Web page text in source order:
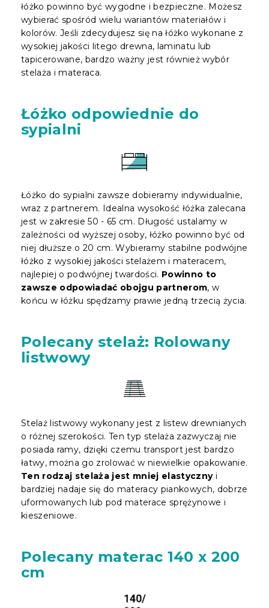
łóżko powinno być wygodne i bezpieczne. Możesz
wybierać spośród wielu wariantów materiałów i
kolorów. Jeśli zdecydujesz się na łóżko wykonane z
wysokiej jakości litego drewna, laminatu lub
tapicerowane, bardzo ważny jest również wybór
stelaża i materaca.
Łóżko odpowiednie do
sypialni
Łóżko do sypialni zawsze dobieramy indywidualnie,
wraz z partnerem. Idealna wysokość łóżka zalecana
jest w zakresie 50 - 65 cm. Długość ustalamy w
zależności od wyższej osoby, łóżko powinno być od
niej dłuższe o 20 cm. Wybieramy stabilne podwójne
łóżko z wysokiej jakości stelażem i materacem,
najlepiej o podwójnej twardości. Powinno to
zawsze odpowiadać obojgu partnerom, w
końcu w łóżku spędzamy prawie jedną trzecią życia.
Polecany stelaż: Rolowany
listwowy
Stelaż listwowy wykonany jest z listew drewnianych
o różnej szerokości. Ten typ stelaża zazwyczaj nie
posiada ramy, dzięki czemu transport jest bardzo
łatwy, można go zrolować w niewielkie opakowanie.
Ten rodzaj stelaża jest mniej elastycznyi
bardziej nadaje się do materacy piankowych, dobrze
uformowanych lub pod materace sprężynowe i
kieszeniowe.
Polecany materac 140 x 200
cm